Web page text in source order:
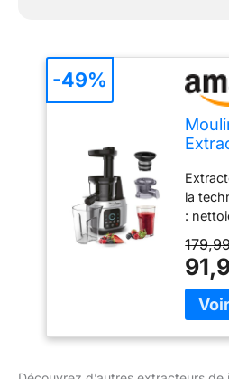
la
:
du
à froid
-49%